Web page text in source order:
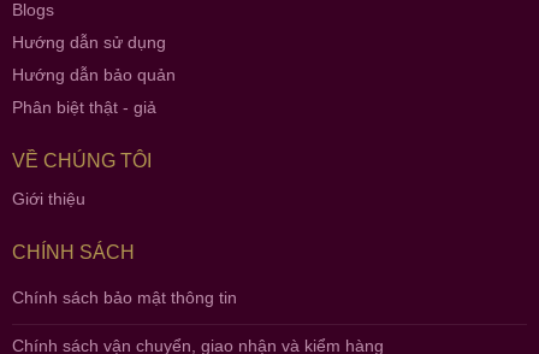
Blogs
Hướng dẫn sử dụng
Hướng dẫn bảo quản
Phân biệt thật - giả
VỀ CHÚNG TÔI
Giới thiệu
CHÍNH SÁCH
Chính sách bảo mật thông tin
Chính sách vận chuyển, giao nhận và kiểm hàng